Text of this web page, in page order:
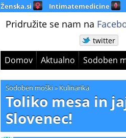
Ženska.si Intimatemedicine
Pridružite se nam na
twitter
Domov Aktualno Sodoben
Sodoben moški» Kulinarika
Toliko mesa in
Slovenec!